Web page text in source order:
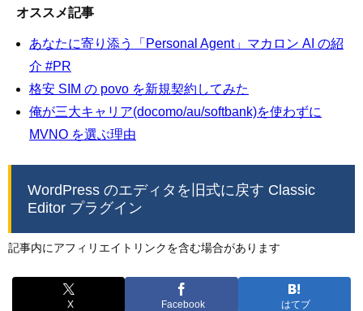
オススメ記事
あなたに寄り添う「Personal Agent」マカロン AI の紹
介 #PR
格安 SIM の povo を新規契約してみた
俺が三大キャリア(docomo/au/softbank)を使わずに
MVNO を選ぶ理由
WordPress のエディタを旧式に戻す Classic
Editor プラグイン
記事内にアフィリエイトリンクを含む場合があります
X Facebook はてブ